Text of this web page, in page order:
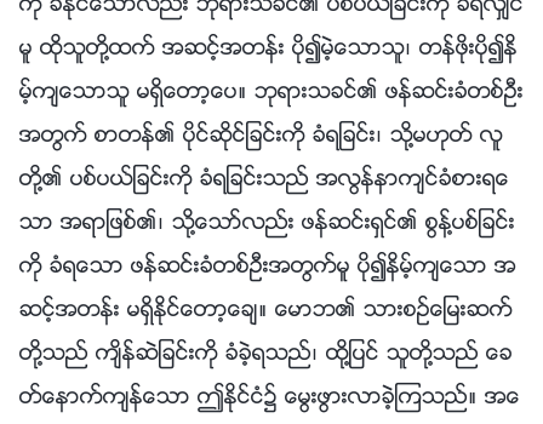
မူ ထိုသူတို႔ထက္ အဆင့္အတန္း ပို၍မဲ့ေသာသူ၊ တန္ဖိုးပို၍နိ
မ့္က်ေသာသူ မရွိေတာ့ေပ။ ဘုရားသခင္၏ ဖန္ဆင္းခံတစ္ဦး
အတြက္ စာတန္၏ ပိုင္ဆိုင္ျခင္းကို ခံရျခင္း၊ သို႔မဟုတ္ လူ
တို႔၏ ပစ္ပယ္ျခင္းကို ခံရျခင္းသည္ အလြန္နာက်င္ခံစားရေ
သာ အရာျဖစ္၏၊ သို႔ေသာ္လည္း ဖန္ဆင္းရွင္၏ စြန္႔ပစ္ျခင္း
ကို ခံရေသာ ဖန္ဆင္းခံတစ္ဦးအတြက္မူ ပို၍နိမ့္က်ေသာ အ
ဆင့္အတန္း မရွိႏိုင္ေတာ့ေခ်။ ေမာဘ၏ သားစဥ္ေျမးဆက္
တို႔သည္ က်ိန္ဆဲျခင္းကို ခံခဲ့ရသည္၊ ထို႔ျပင္ သူတို႔သည္ ေခ
တ္ေနာက္က်န္ေသာ ဤႏိုင္ငံ၌ ေမြးဖြားလာခဲ့ၾကသည္။ အေ